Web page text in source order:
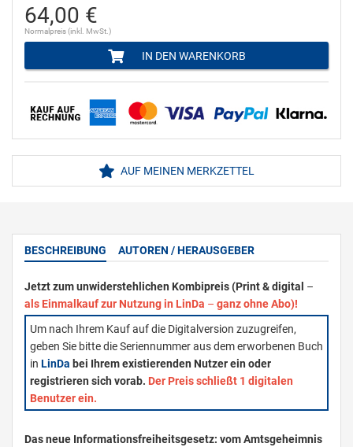
64,00 €
Normalpreis (inkl. MwSt.)
IN DEN WARENKORB
AUF MEINEN MERKZETTEL
BESCHREIBUNG AUTOREN / HERAUSGEBER
Jetzt zum unwiderstehlichen Kombipreis (Print & digital –
als Einmalkauf zur Nutzung in LinDa – ganz ohne Abo)!
Um nach Ihrem Kauf auf die Digitalversion zuzugreifen,
geben Sie bitte die Seriennummer aus dem erworbenen Buch
in LinDa bei Ihrem existierenden Nutzer ein oder
registrieren sich vorab. Der Preis schließt 1 digitalen
Benutzer ein.
Das neue Informationsfreiheitsgesetz: vom Amtsgeheimnis